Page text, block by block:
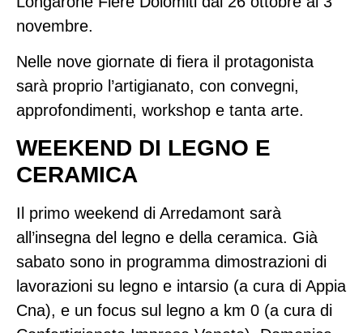
novembre.
Nelle nove giornate di fiera il protagonista
sarà proprio l’artigianato, con convegni,
approfondimenti, workshop e tanta arte.
WEEKEND DI LEGNO E
CERAMICA
Il primo weekend di Arredamont sarà
all’insegna del legno e della ceramica. Già
sabato sono in programma dimostrazioni di
lavorazioni su legno e intarsio (a cura di Appia
Cna), e un focus sul legno a km 0 (a cura di